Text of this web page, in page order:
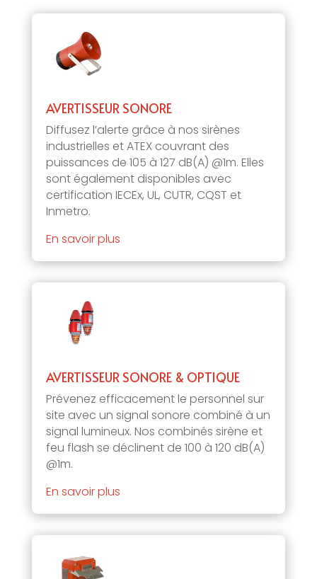
AVERTISSEUR SONORE
Diffusez l’alerte grâce à nos sirènes
industrielles et ATEX couvrant des
puissances de 105 à 127 dB(A) @1m. Elles
sont également disponibles avec
certification IECEx, UL, CUTR, CQST et
Inmetro.
En savoir plus
AVERTISSEUR SONORE & OPTIQUE
Prévenez efficacement le personnel sur
site avec un signal sonore combiné à un
signal lumineux. Nos combinés sirène et
feu flash se déclinent de 100 à 120 dB(A)
@1m.
En savoir plus